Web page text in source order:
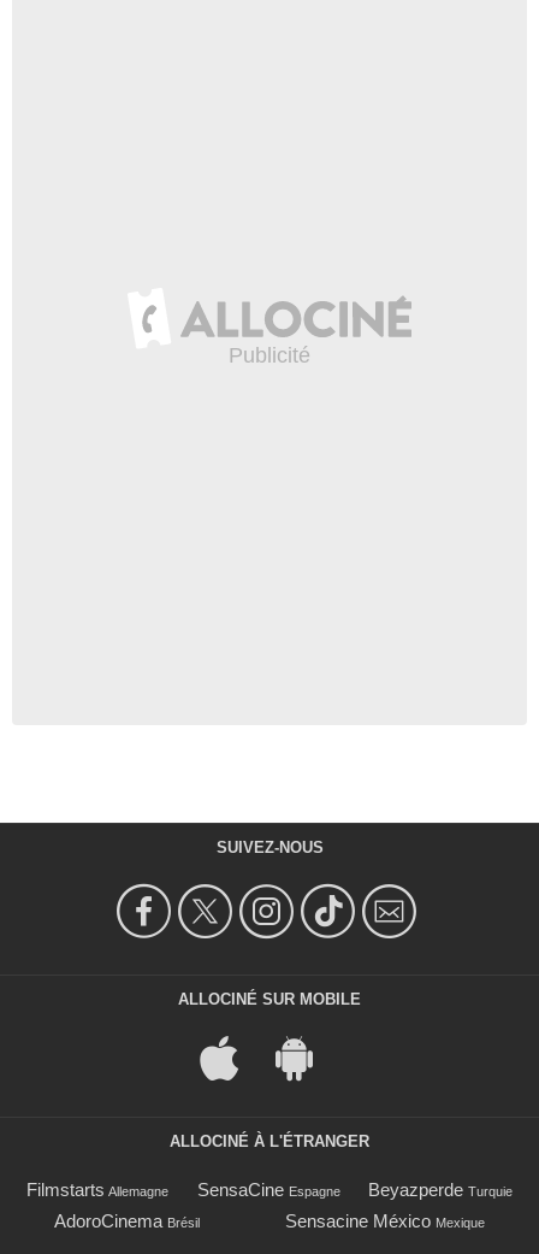
SUIVEZ-NOUS
ALLOCINÉ SUR MOBILE
ALLOCINÉ À L'ÉTRANGER
Filmstarts Allemagne SensaCine Espagne Beyazperde Turquie
AdoroCinema Brésil Sensacine México Mexique